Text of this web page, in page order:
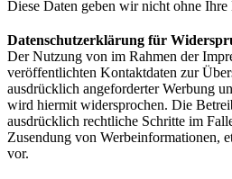
Diese Daten geben wir nicht ohne
Datenschutzerklärung für
Der Nutzung von im Rahmen der
veröffentlichten Kontaktdaten zur
ausdrücklich angeforderter Werbung
wird hiermit widersprochen. Die
ausdrücklich rechtliche Schritte im
Zusendung von Werbeinformationen,
vor.